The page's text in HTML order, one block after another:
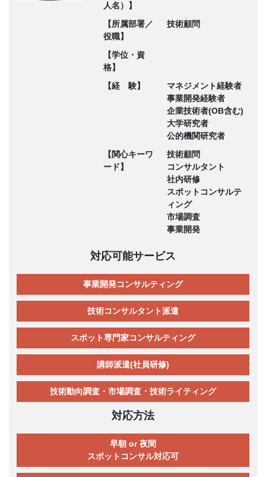
人名）】
【所属部署／
役職】
技術顧問
【学位・資
格】
【経 験】
マネジメント経験者
事業開発経験者
企業技術者(OB含む)
大学研究者
公的機関研究者
【関心キーワ
ード】
技術顧問
コンサルタント
社内研修
スポットコンサルテ
ィング
市場調査
事業開発
対応可能サービス
事業開発コンサルティング
技術コンサルタント派遣
スポット専門家コンサルティング
講師派遣(社員研修)
技術動向調査・市場調査・技術ライティング
対応方法
早朝 or 夜間
スポットコンサル対応可